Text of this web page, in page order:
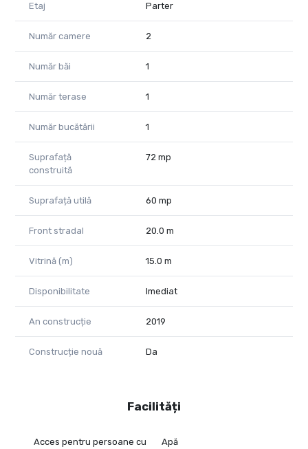
Etaj Parter
Număr camere 2
Număr băi 1
Număr terase 1
Număr bucătării 1
Suprafață
construită
72 mp
Suprafață utilă 60 mp
Front stradal 20.0 m
Vitrină (m) 15.0 m
Disponibilitate Imediat
An construcție 2019
Construcție nouă Da
Facilități
Acces pentru persoane cu
Apă